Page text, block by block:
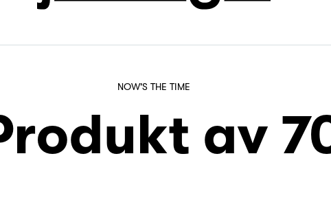
NOW'S THE TIME
av